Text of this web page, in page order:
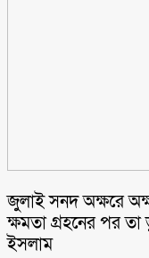
জুলাই সনদ অক্ষরে
ক্ষমতা গ্রহনের পর তা
ইসলাম